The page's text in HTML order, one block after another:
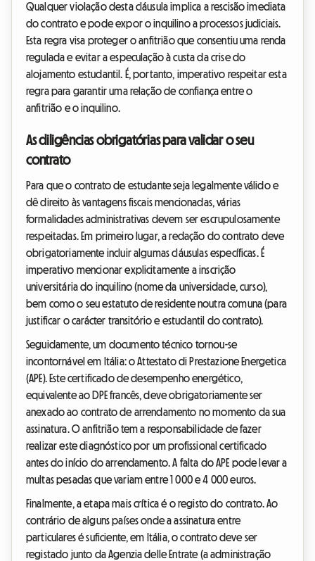
Qualquer violação desta cláusula implica a rescisão imediata
do contrato e pode expor o inquilino a processos judiciais.
Esta regra visa proteger o anfitrião que consentiu uma renda
regulada e evitar a especulação à custa da crise do
alojamento estudantil. É, portanto, imperativo respeitar esta
regra para garantir uma relação de confiança entre o
anfitrião e o inquilino.
As diligências obrigatórias para validar o seu
contrato
Para que o contrato de estudante seja legalmente válido e
dê direito às vantagens fiscais mencionadas, várias
formalidades administrativas devem ser escrupulosamente
respeitadas. Em primeiro lugar, a redação do contrato deve
obrigatoriamente incluir algumas cláusulas específicas. É
imperativo mencionar explicitamente a inscrição
universitária do inquilino (nome da universidade, curso),
bem como o seu estatuto de residente noutra comuna (para
justificar o carácter transitório e estudantil do contrato).
Seguidamente, um documento técnico tornou-se
incontornável em Itália: o Attestato di Prestazione Energetica
(APE). Este certificado de desempenho energético,
equivalente ao DPE francês, deve obrigatoriamente ser
anexado ao contrato de arrendamento no momento da sua
assinatura. O anfitrião tem a responsabilidade de fazer
realizar este diagnóstico por um profissional certificado
antes do início do arrendamento. A falta do APE pode levar a
multas pesadas que variam entre 1 000 e 4 000 euros.
Finalmente, a etapa mais crítica é o registo do contrato. Ao
contrário de alguns países onde a assinatura entre
particulares é suficiente, em Itália, o contrato deve ser
registado junto da Agenzia delle Entrate (a administração